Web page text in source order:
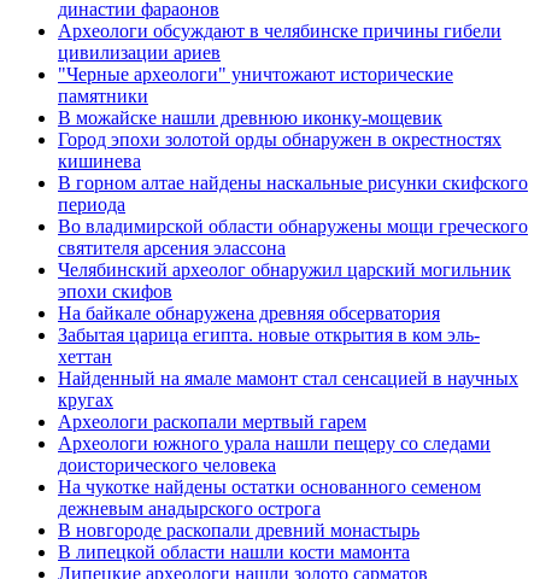
династии фараонов
Археологи обсуждают в челябинске причины гибели
цивилизации ариев
"Черные археологи" уничтожают исторические
памятники
В можайске нашли древнюю иконку-мощевик
Город эпохи золотой орды обнаружен в окрестностях
кишинева
В горном алтае найдены наскальные рисунки скифского
периода
Во владимирской области обнаружены мощи греческого
святителя арсения элассона
Челябинский археолог обнаружил царский могильник
эпохи скифов
На байкале обнаружена древняя обсерватория
Забытая царица египта. новые открытия в ком эль-
хеттан
Найденный на ямале мамонт стал сенсацией в научных
кругах
Археологи раскопали мертвый гарем
Археологи южного урала нашли пещеру со следами
доисторического человека
На чукотке найдены остатки основанного семеном
дежневым анадырского острога
В новгороде раскопали древний монастырь
В липецкой области нашли кости мамонта
Липецкие археологи нашли золото сарматов